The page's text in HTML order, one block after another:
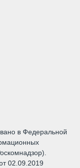
в Федеральной
02.09.2019